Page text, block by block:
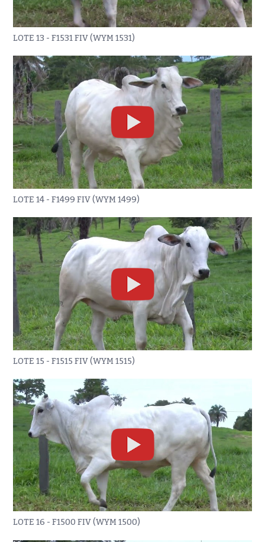
LOTE 13 - F1531 FIV (WYM 1531)
LOTE 14 - F1499 FIV (WYM 1499)
LOTE 15 - F1515 FIV (WYM 1515)
LOTE 16 - F1500 FIV (WYM 1500)